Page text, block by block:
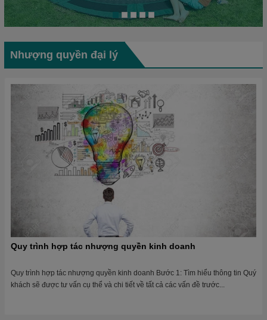
Nhượng quyền đại lý
Quy trình hợp tác nhượng quyền kinh doanh
Quy trình hợp tác nhượng quyền kinh doanh Bước 1: Tìm hiểu thông tin Quý
khách sẽ được tư vấn cụ thể và chi tiết về tất cả các vấn đề trước...